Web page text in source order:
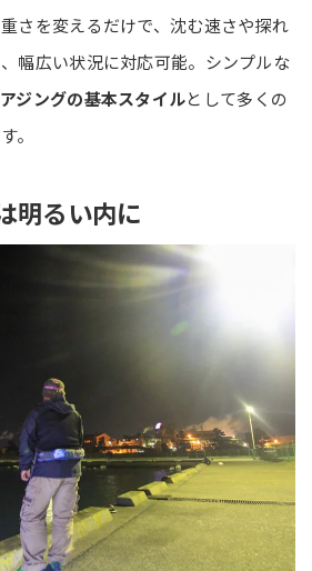
さを変えるだけで、沈む速さや探れ
幅広い状況に対応可能。シンプルな
アジングの基本スタイルとして多くの
。
明るい内に